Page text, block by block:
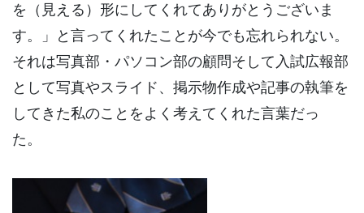
を（見える）形にしてくれてありがとうございま
す。」と言ってくれたことが今でも忘れられない。
それは写真部・パソコン部の顧問そして入試広報部
として写真やスライド、掲示物作成や記事の執筆を
してきた私のことをよく考えてくれた言葉だっ
た。